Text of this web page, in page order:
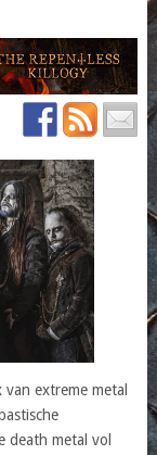
extreme metal
death metal vol